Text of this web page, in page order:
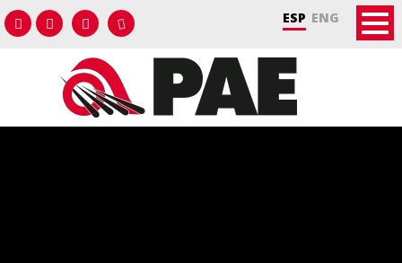
ESP ENG